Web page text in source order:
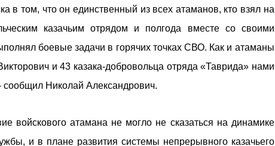
в том, что он единственный из всех атаманов, кто взял на
казачьим отрядом и полгода вместе со своими
боевые задачи в горячих точках СВО. Как и атаманы
и 43 казака-добровольца отряда «Таврида» нами
сообщил Николай Александрович.
войскового атамана не могло не сказаться на динамике
и в плане развития системы непрерывного казачьего